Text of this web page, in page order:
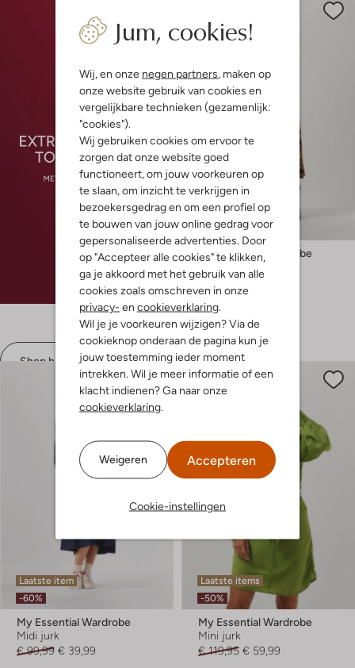
Jum, cookies!
Wij, en onze negen partners , maken op
onze website gebruik van cookies en
vergelijkbare technieken (gezamenlijk:
"cookies").
Wij gebruiken cookies om ervoor te
zorgen dat onze website goed
functioneert, om jouw voorkeuren op
te slaan, om inzicht te verkrijgen in
bezoekersgedrag en om een profiel op
te bouwen van jouw online gedrag voor
gepersonaliseerde advertenties. Door
op "Accepteer alle cookies" te klikken,
ga je akkoord met het gebruik van alle
cookies zoals omschreven in onze
privacy- en cookieverklaring
Wil je je voorkeuren wijzigen? Via de
cookieknop onderaan de pagina kun je
jouw toestemming ieder moment
intrekken. Wil je meer informatie of een
klacht indienen? Ga naar onze
cookieverklaring
Weigeren Accepteren
Cookie-instellingen
Shop hier
-50%
My Essential Wardrobe
Midi jurk
€ 129,95 € 64,99
Laatste item
-60%
My Essential Wardrobe
Midi jurk
€ 99,99 € 39,99
Laatste items
-50%
My Essential Wardrobe
Mini jurk
€ 119,95 € 59,99